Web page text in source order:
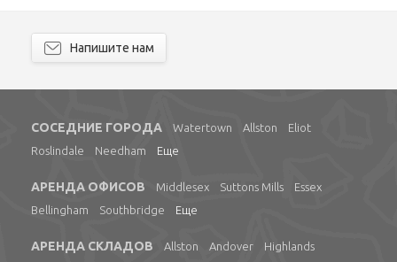
Напишите нам
СОСЕДНИЕ ГОРОДА Watertown Allston
Eliot
Roslindale
Needham Еще
АРЕНДА ОФИСОВ Middlesex Suttons Mills
Essex
Bellingham
Southbridge Еще
АРЕНДА СКЛАДОВ Allston Andover
Highlands